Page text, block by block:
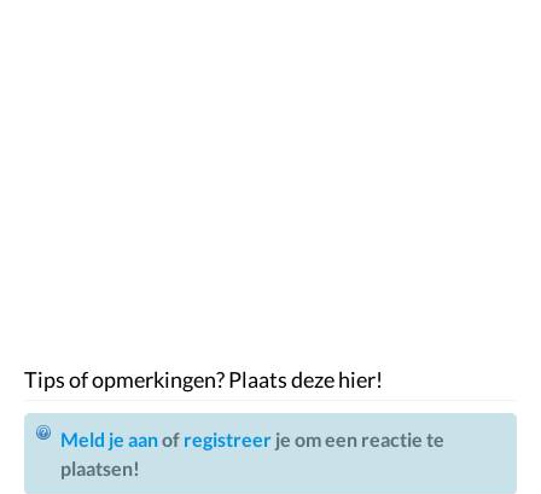
Tips of opmerkingen? Plaats deze hier!
Meld je aanof registreer je om een reactie te
plaatsen!